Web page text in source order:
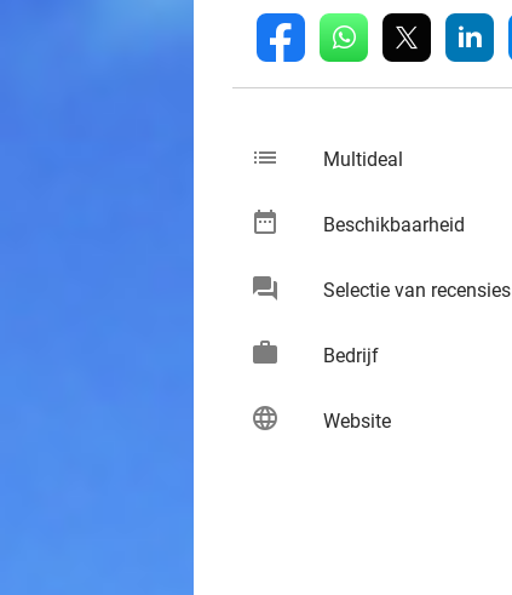
fb whatsapp linkedin
list Multideal
date_range Beschikbaarheid
chat Selectie van recensies
work Bedrijf
language Website